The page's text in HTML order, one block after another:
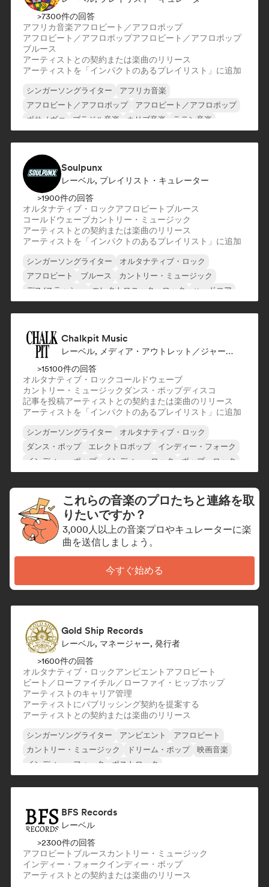
>7300件の回答
アフリカ音楽アフロビート／アフロポップ
アフロビート／アフロポップアフロビート／アフロポップ
ブルース
アーティストとの契約または楽曲のリリース
アーティストを「インパクトのあるプレイリスト」に追加
シンガーソングライター
アフリカ音楽
アフロビート／アフロポップ
アフロビート／アフロポップ
ボサノヴァ
ブラジル音楽 カリブ音楽 ラテン音楽
Soulpunx
レーベル, プレイリスト・キュレーター
>1900件の回答
オルタナティブ・ロックアフロビート ブルース
コールドウェーブカントリー・ミュージック
アーティストとの契約または楽曲のリリース
アーティストを「インパクトのあるプレイリスト」に追加
シンガーソングライター
オルタナティブ・ロック
アフロビート
ブルース
カントリー・ミュージック
デス/スラッシュ
エレクトロニック・ロック ハードコア
Chalkpit Music
レーベル, メディア・アウトレット／ジャーナリスト, プレイリスト・キュレーター
>15100件の回答
オルタナティブ・ロック コールドウェーブ
カントリー・ミュージック ダンス・ポップディスコ
記事を投稿アーティストとの契約または楽曲のリリース
アーティストを「インパクトのあるプレイリスト」に追加
シンガーソングライター
オルタナティブ・ロック
ダンス・ポップ
エレクトロポップ
インディー・フォーク
インディー・ポップ
インディー・ロック ポップ・ロック
これらの音楽のプロたちと連絡を取
りたいですか？
3,000人以上の音楽プロやキュレーターに楽
曲を送信しましょう。
今すぐ始める
Gold Ship Records
レーベル, マネージャー, 発行者
>1600件の回答
オルタナティブ・ロックアンビエント アフロビート
ビート／ローファイチル／ローファイ・ヒップホップ
アーティストのキャリア管理
アーティストにパブリッシング契約を提案する
アーティストとの契約または楽曲のリリース
シンガーソングライター アンビエント
アフロビート
カントリー・ミュージック
ドリーム・ポップ
映画音楽
インディー・フォーク
ポストロック
BFS Records
レーベル
>2300件の回答
アフロビート ブルース カントリー・ミュージック
インディー・フォークインディー・ポップ
アーティストとの契約または楽曲のリリース